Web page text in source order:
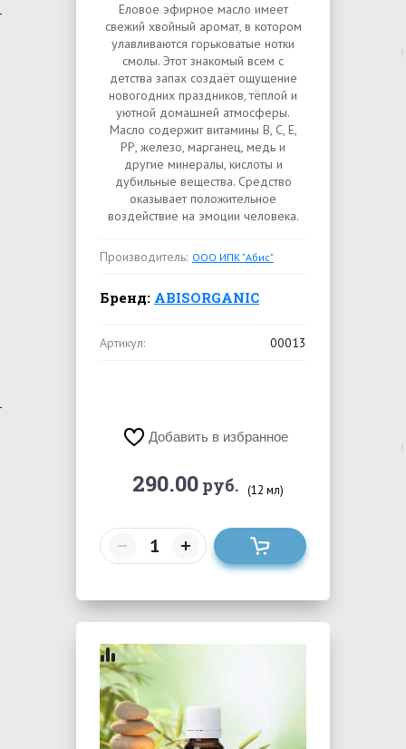
Еловое эфирное масло имеет
свежий хвойный аромат, в котором
улавливаются горьковатые нотки
смолы. Этот знакомый всем с
детства запах создаёт ощущение
новогодних праздников, тёплой и
уютной домашней атмосферы.
Масло содержит витамины В, С, Е,
РР, железо, марганец, медь и
другие минералы, кислоты и
дубильные вещества. Средство
оказывает положительное
воздействие на эмоции человека.
Производитель: ООО ИПК "Абис"
Бренд: ABISORGANIC
Артикул: 00013
Добавить в избранное
290.00руб. (12 мл)